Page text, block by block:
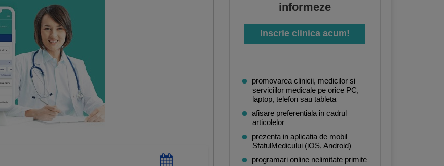
informeze
Inscrie clinica acum!
promovarea clinicii, medicilor si
serviciilor medicale pe orice PC,
laptop, telefon sau tableta
afisare preferentiala in cadrul
articolelor
prezenta in aplicatia de mobil
SfatulMedicului (iOS, Android)
programari online nelimitate primite